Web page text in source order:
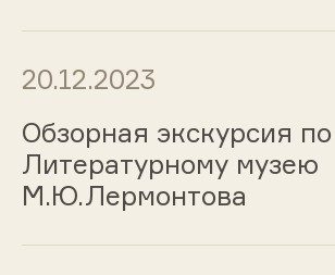
20.12.2023
Обзорная экскурсия по
Литературному музею
М.Ю.Лермонтова